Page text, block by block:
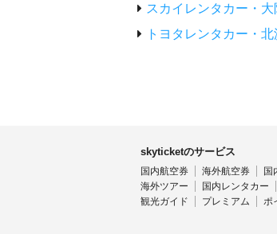
スカイレンタカー・
トヨタレンタカー・